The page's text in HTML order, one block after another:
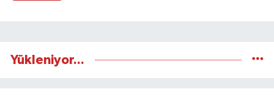
Yükleniyor...